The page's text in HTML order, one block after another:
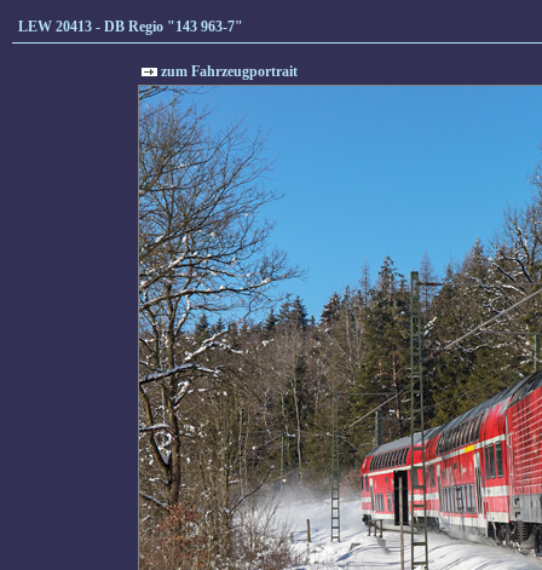
LEW 20413 - DB Regio "143 963-7"
zum Fahrzeugportrait